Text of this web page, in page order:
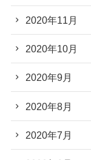
2020年11月
2020年10月
2020年9月
2020年8月
2020年7月